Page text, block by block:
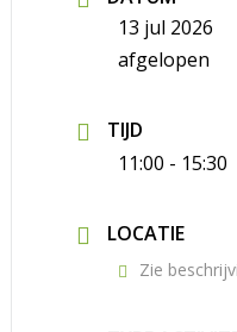
13 jul 2026
afgelopen
TIJD
11:00 - 15:30
LOCATIE
Zie